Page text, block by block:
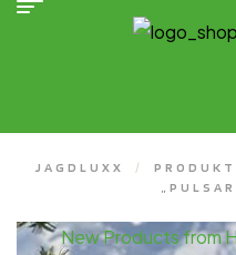
JAGDLUXX /
New Products from